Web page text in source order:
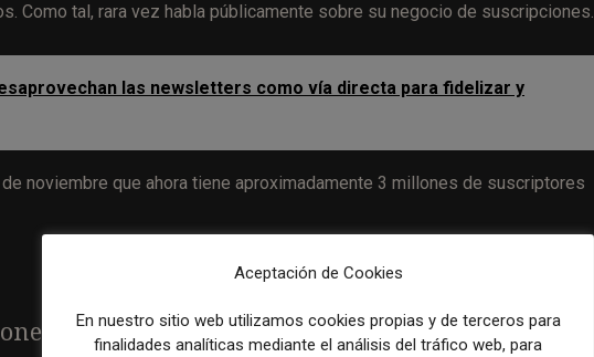
Como tal, rara vez habla públicamente sobre su negocio de suscripciones.
las newsletters como vía directa para fidelizar y
noviembre que ahora tiene aproximadamente 3 millones de suscriptores
Aceptación de Cookies
En nuestro sitio web utilizamos cookies propias y de terceros para
finalidades analíticas mediante el análisis del tráfico web, para